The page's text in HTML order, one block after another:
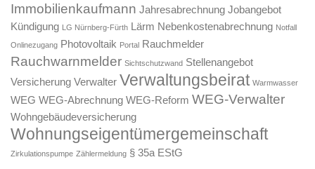
Immobilienkaufmann Jahresabrechnung Jobangebot
Kündigung LG Nürnberg-Fürth Lärm Nebenkostenabrechnung Notfall
Onlinezugang Photovoltaik Portal Rauchmelder
Rauchwarnmelder Sichtschutzwand Stellenangebot
Versicherung Verwalter Verwaltungsbeirat Warmwasser
WEG WEG-Abrechnung WEG-Reform WEG-Verwalter
Wohngebäudeversicherung
Wohnungseigentümergemeinschaft
Zirkulationspumpe Zählermeldung § 35a EStG